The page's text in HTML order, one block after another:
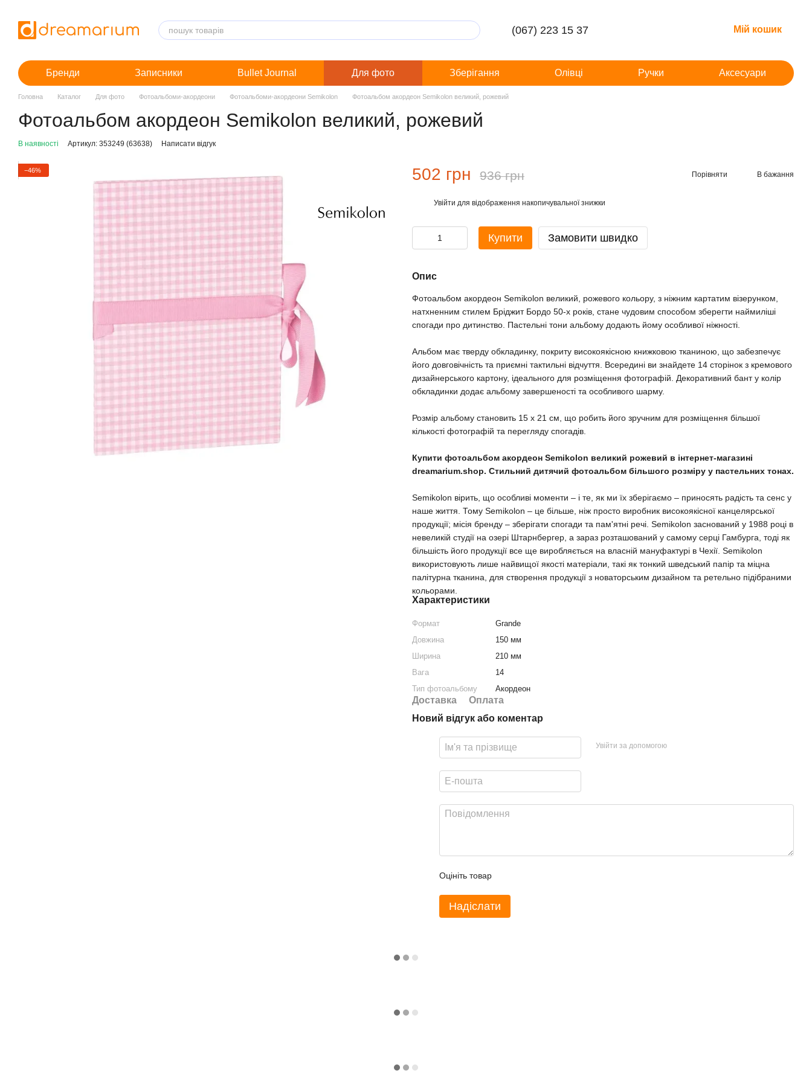
(067) 223 15 37 Мій кошик
Бренди Записники Bullet Journal Для фото Зберігання Олівці Ручки Аксесуари
Головна Каталог Для фото Фотоальбоми-акордеони Фотоальбоми-акордеони Semikolon Фотоальбом акордеон Semikolon великий, рожевий
Фотоальбом акордеон Semikolon великий, рожевий
В наявності Артикул: 353249 (63638) Написати відгук
−46% 502 грн 936 грн Порівняти В бажання
Увійти для відображення накопичувальної знижки
Купити Замовити швидко
Опис
Фотоальбом акордеон Semikolon великий, рожевого кольору, з ніжним картатим візерунком,
натхненним стилем Бріджит Бордо 50-х років, стане чудовим способом зберегти наймиліші
спогади про дитинство. Пастельні тони альбому додають йому особливої ніжності.
Альбом має тверду обкладинку, покриту високоякісною книжковою тканиною, що забезпечує
його довговічність та приємні тактильні відчуття. Всередині ви знайдете 14 сторінок з кремового
дизайнерського картону, ідеального для розміщення фотографій. Декоративний бант у колір
обкладинки додає альбому завершеності та особливого шарму.
Розмір альбому становить 15 х 21 см, що робить його зручним для розміщення більшої
кількості фотографій та перегляду спогадів.
Купити фотоальбом акордеон Semikolon великий рожевий в інтернет-магазині
dreamarium.shop. Стильний дитячий фотоальбом більшого розміру у пастельних тонах.
Semikolon вірить, що особливі моменти – і те, як ми їх зберігаємо – приносять радість та сенс у
наше життя. Тому Semikolon – це більше, ніж просто виробник високоякісної канцелярської
продукції; місія бренду – зберігати спогади та пам'ятні речі. Semikolon заснований у 1988 році в
невеликій студії на озері Штарнбергер, а зараз розташований у самому серці Гамбурга, тоді як
більшість його продукції все ще виробляється на власній мануфактурі в Чехії. Semikolon
використовують лише найвищої якості матеріали, такі як тонкий шведський папір та міцна
палітурна тканина, для створення продукції з новаторським дизайном та ретельно підібраними
кольорами.
Характеристики
Формат
Grande
Довжина
150 мм
Ширина
210 мм
Вага
14
Тип фотоальбому
Акордеон
Доставка
Оплата
Новий відгук або коментар
Увійти за допомогою
Оцініть товар
Надіслати